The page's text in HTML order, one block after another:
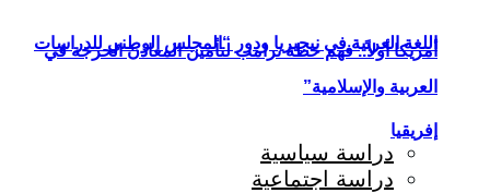
أمريكا أولاً.. فهم خطة ترامب لتأمين المعادن الحرجة في
إفريقيا
اللغة العربية في نيجيريا ودور “المجلس الوطني للدراسات
العربية والإسلامية”
دراسة سياسية
دراسة اجتماعية